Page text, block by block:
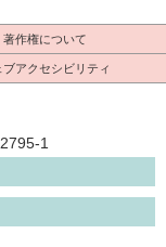
著作権について
ブアクセシビリティ
1